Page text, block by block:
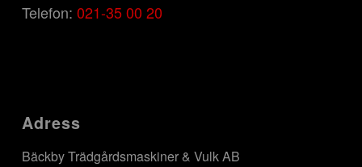
Telefon: 021-35 00 20
Adress
Bäckby Trädgårdsmaskiner & Vulk AB